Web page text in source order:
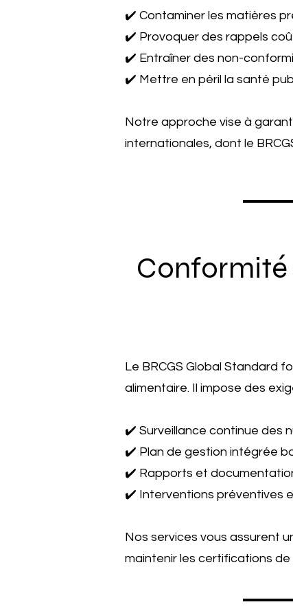
✔️ Contaminer les matières
✔️ Provoquer des rappels
✔️ Entraîner des non-
✔️ Mettre en péril la santé
Notre approche vise à
internationales, dont le
Conformité
Le BRCGS Global Standard
alimentaire. Il impose des
✔️ Surveillance continue des
✔️ Plan de gestion intégrée
✔️ Rapports et
✔️ Interventions préventives
Nos services vous assurent
maintenir les certifications